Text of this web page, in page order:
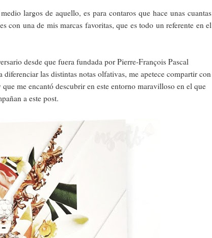
largos de aquello, es para contaros que hace unas cuantas
con una de mis marcas favoritas, que es todo un referente en el
desde que fuera fundada por Pierre-François Pascal
las distintas notas olfativas, me apetece compartir con
me encantó descubrir en este entorno maravilloso en el que
a este post.